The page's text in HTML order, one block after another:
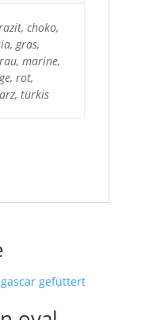
choko,
gras,
marine,
rot,
türkis